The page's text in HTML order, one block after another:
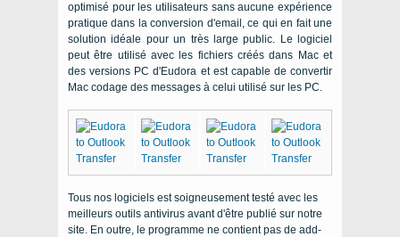
optimisé pour les utilisateurs sans aucune expérience
pratique dans la conversion d'email, ce qui en fait une
solution idéale pour un très large public. Le logiciel
peut être utilisé avec les fichiers créés dans Mac et
des versions PC d'Eudora et est capable de convertir
Mac codage des messages à celui utilisé sur les PC.
Tous nos logiciels est soigneusement testé avec les
meilleurs outils antivirus avant d'être publié sur notre
site. En outre, le programme ne contient pas de add-